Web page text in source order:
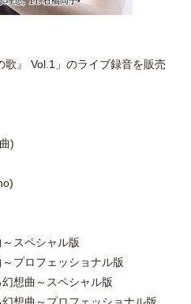
歌』 Vol.1」のライブ録音を販売
)
～スペシャル版
～プロフェッショナル版
幻想曲～スペシャル版